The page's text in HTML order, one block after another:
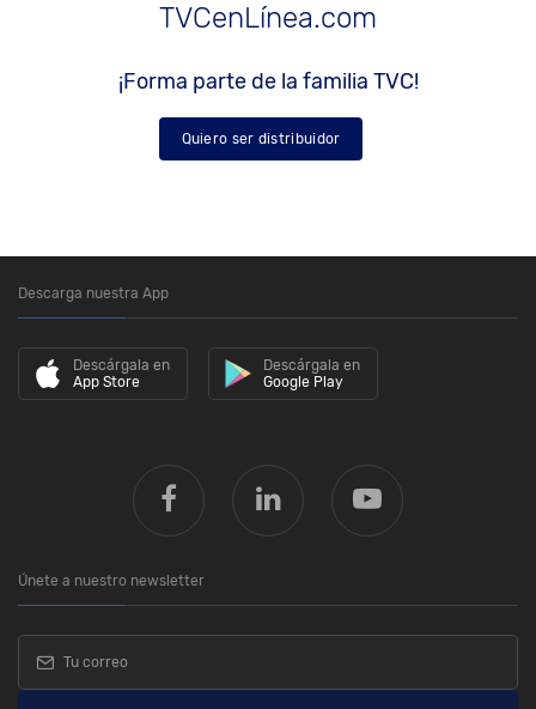
TVCenLínea.com
¡Forma parte de la familia TVC!
Quiero ser distribuidor
Descarga nuestra App
Descárgala en
App Store
Descárgala en
Google Play
Únete a nuestro newsletter